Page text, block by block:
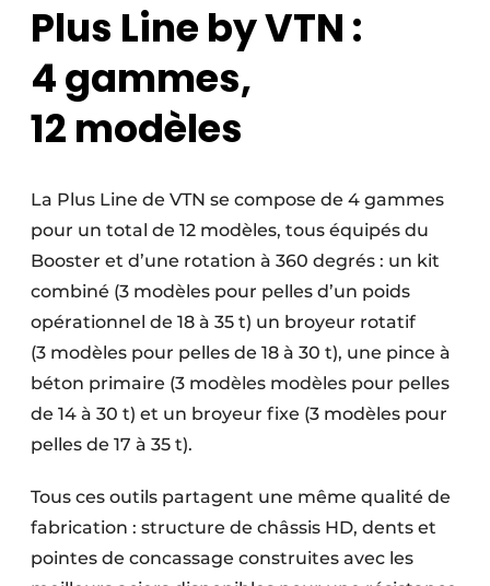
Plus Line by VTN :
4 gammes,
12 modèles
La Plus Line de VTN se compose de 4 gammes
pour un total de 12 modèles, tous équipés du
Booster et d’une rotation à 360 degrés : un kit
combiné (3 modèles pour pelles d’un poids
opéra­tionnel de 18 à 35 t) un broyeur rotatif
(3 modèles pour pelles de 18 à 30 t), une pince à
béton primaire (3 modèles modèles pour pelles
de 14 à 30 t) et un broyeur fixe (3 modèles pour
pelles de 17 à 35 t).
Tous ces outils partagent une même qualité de
fabrication : structure de châssis HD, dents et
pointes de concassage construites avec les